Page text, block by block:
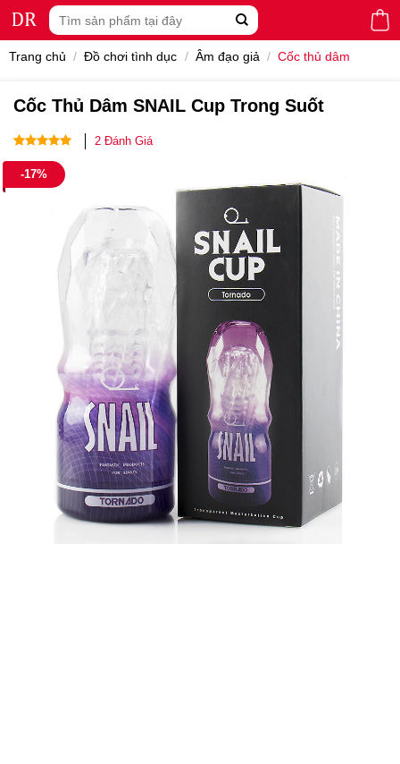
Tìm
kiếm:
Trang chủ / Đồ chơi tình dục / Âm đạo giả / Cốc thủ dâm
Cốc Thủ Dâm SNAIL Cup Trong Suốt
5.00trên 5
dựa trên
2
đánh giá
2Đánh Giá
-17%